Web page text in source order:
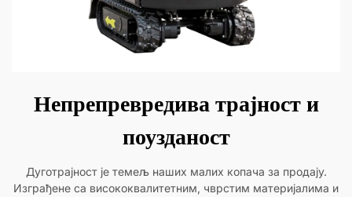
Непрепревредива трајност и
поузданост
Дуготрајност је темељ наших малих копача за продају.
Изграђене са висококвалитетним, чврстим материјалима и